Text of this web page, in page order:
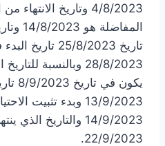
4/8/2023 وتاريخ
تاريخ 25/8/2023
28/8/2023 وبالنسبة
يكون
13/9/2023 وبدء تثبيت
14/9/2023 والتاريخ
22/9/2023.